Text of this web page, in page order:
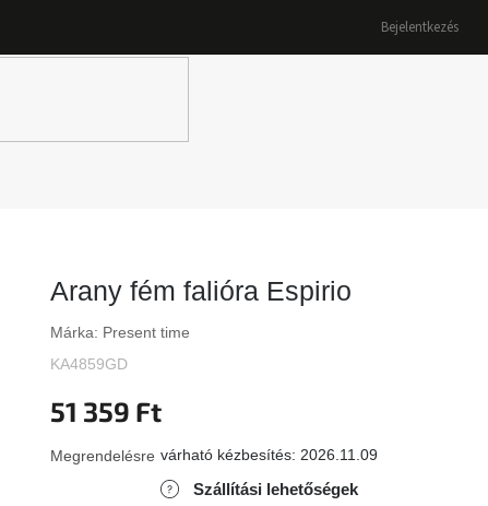
Bejelentkezés
Arany fém falióra Espirio
Márka: Present time
KA4859GD
51 359 Ft
Megrendelésre várható kézbesítés: 2026.11.09
Szállítási lehetőségek